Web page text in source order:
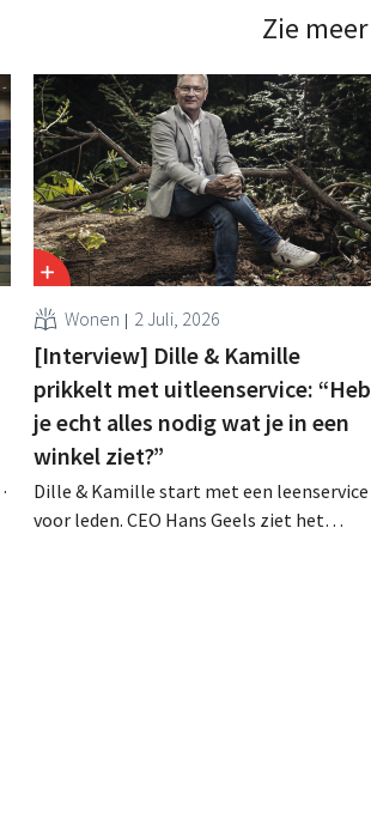
Zie meer
Wonen 2 Juli, 2026
[Interview] Dille & Kamille
prikkelt met uitleenservice: “Heb
je echt alles nodig wat je in een
winkel ziet?”
Dille & Kamille start met een leenservice
voor leden. CEO Hans Geels ziet het